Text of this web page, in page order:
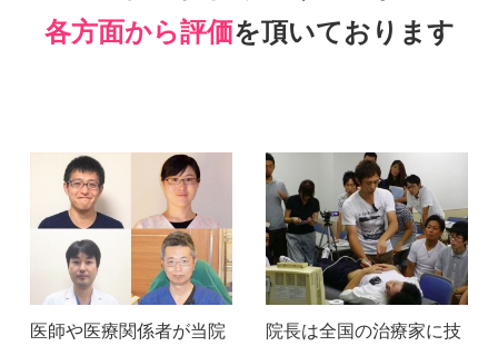
各方面から評価を頂いております
医師や医療関係者が当院
院長は全国の治療家に技